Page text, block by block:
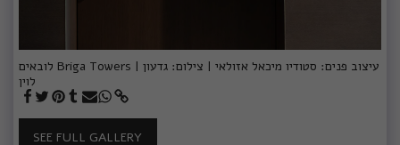
לובאים Briga Towers | עיצוב פנים: סטודיו מיכאל אזולאי | צילום: גדעון
לוין
SEE FULL GALLERY